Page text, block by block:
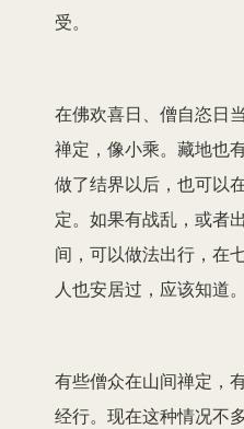
受。
在佛欢喜日、僧自恣日
禅定，像小乘。藏地也
做了结界以后，也可以
定。如果有战乱，或者
间，可以做法出行，在
人也安居过，应该知道。
有些僧众在山间禅定，
经行。现在这种情况不